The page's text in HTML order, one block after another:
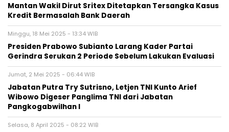
Mantan Wakil Dirut Sritex Ditetapkan Tersangka Kasus
Kredit Bermasalah Bank Daerah
Minggu, 18 Mei 2025 - 13:34 WIB
Presiden Prabowo Subianto Larang Kader Partai
Gerindra Serukan 2 Periode Sebelum Lakukan Evaluasi
Jumat, 2 Mei 2025 - 06:44 WIB
Jabatan Putra Try Sutrisno, Letjen TNI Kunto Arief
Wibowo Digeser Panglima TNI dari Jabatan
Pangkogabwilhan I
Selasa, 8 April 2025 - 08:22 WIB